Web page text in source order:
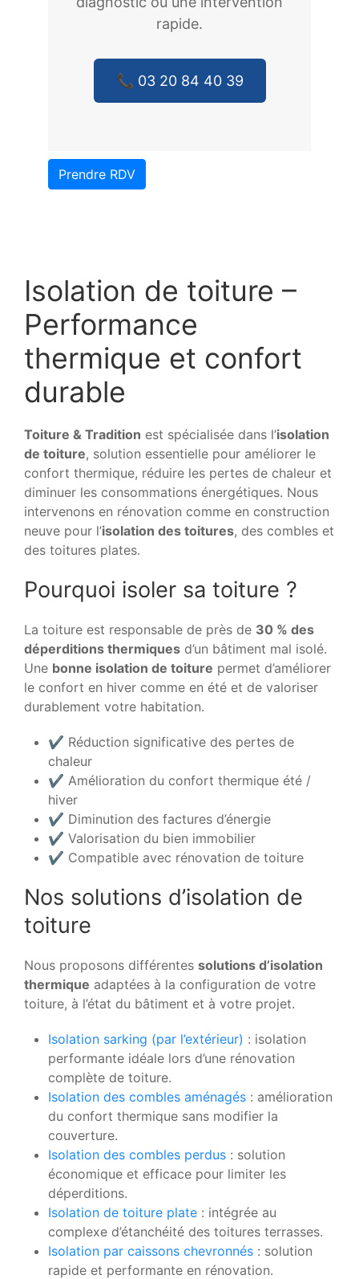
rapide.
📞 03 20 84 40 39
Prendre RDV
Isolation de toiture –
Performance
thermique et confort
durable
Toiture & Tradition est spécialisée dans l’isolation
de toiture, solution essentielle pour améliorer le
confort thermique, réduire les pertes de chaleur et
diminuer les consommations énergétiques. Nous
intervenons en rénovation comme en construction
neuve pour l’isolation des toitures, des combles et
des toitures plates.
Pourquoi isoler sa toiture ?
La toiture est responsable de près de 30 % des
déperditions thermiques d’un bâtiment mal isolé.
Une bonne isolation de toiture permet d’améliorer
le confort en hiver comme en été et de valoriser
durablement votre habitation.
✔️ Réduction significative des pertes de
chaleur
✔️ Amélioration du confort thermique été /
hiver
✔️ Diminution des factures d’énergie
✔️ Valorisation du bien immobilier
✔️ Compatible avec rénovation de toiture
Nos solutions d’isolation de
toiture
Nous proposons différentes solutions d’isolation
thermique adaptées à la configuration de votre
toiture, à l’état du bâtiment et à votre projet.
Isolation sarking (par l’extérieur) : isolation
performante idéale lors d’une rénovation
complète de toiture.
Isolation des combles aménagés : amélioration
du confort thermique sans modifier la
couverture.
Isolation des combles perdus : solution
économique et efficace pour limiter les
déperditions.
Isolation de toiture plate : intégrée au
complexe d’étanchéité des toitures terrasses.
Isolation par caissons chevronnés : solution
rapide et performante en rénovation.